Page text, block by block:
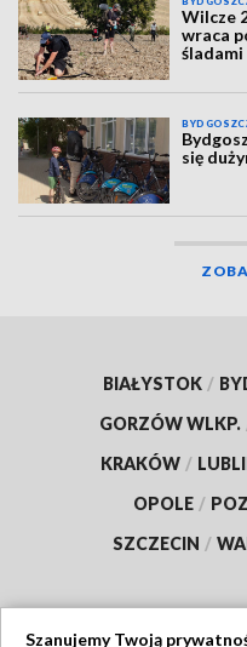
Wilcze
wraca
się
BIAŁYSTOK /
GORZÓW WLKP.
KRAKÓW /
OPOLE /
SZCZECIN /
Szanujemy Twoją